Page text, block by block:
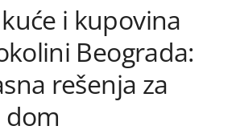
i kupovina
Beograda:
rešenja za